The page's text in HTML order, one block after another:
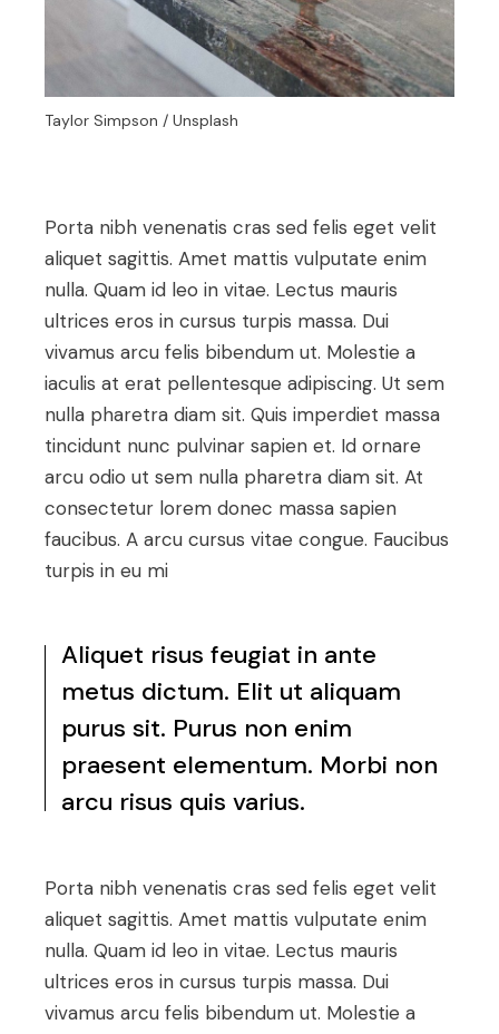
Taylor Simpson / Unsplash
Porta nibh venenatis cras sed felis eget velit
aliquet sagittis. Amet mattis vulputate enim
nulla. Quam id leo in vitae. Lectus mauris
ultrices eros in cursus turpis massa. Dui
vivamus arcu felis bibendum ut. Molestie a
iaculis at erat pellentesque adipiscing. Ut sem
nulla pharetra diam sit. Quis imperdiet massa
tincidunt nunc pulvinar sapien et. Id ornare
arcu odio ut sem nulla pharetra diam sit. At
consectetur lorem donec massa sapien
faucibus. A arcu cursus vitae congue. Faucibus
turpis in eu mi
Aliquet risus feugiat in ante
metus dictum. Elit ut aliquam
purus sit. Purus non enim
praesent elementum. Morbi non
arcu risus quis varius.
Porta nibh venenatis cras sed felis eget velit
aliquet sagittis. Amet mattis vulputate enim
nulla. Quam id leo in vitae. Lectus mauris
ultrices eros in cursus turpis massa. Dui
vivamus arcu felis bibendum ut. Molestie a